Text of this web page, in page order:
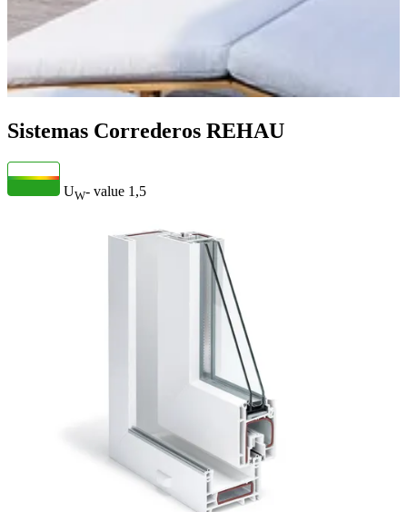
Sistemas Correderos REHAU
UW- value 1,5